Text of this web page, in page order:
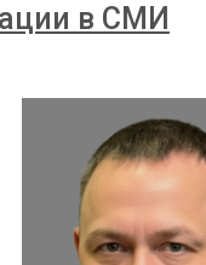
в СМИ